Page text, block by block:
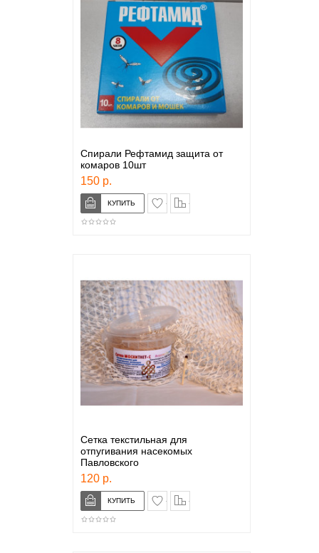
Спирали Рефтамид защита от
комаров 10шт
150 р.
в закладки
Сетка текстильная для
отпугивания насекомых
Павловского
120 р.
в закладки